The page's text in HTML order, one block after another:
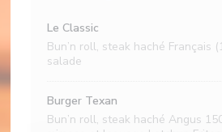
Le Classic
Bun’n roll, steak haché Français
salade
Burger Texan
Bun’n roll, steak haché Angus